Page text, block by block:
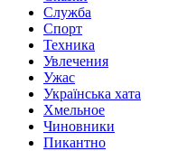
Служба
Спорт
Техника
Увлечения
Ужас
Українська хата
Хмельное
Чиновники
Пикантно